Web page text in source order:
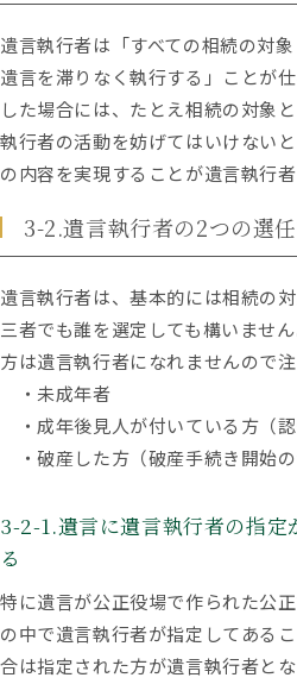
遺言執行者は「すべての相続の対
遺言を滞りなく執行する」ことが
した場合には、たとえ相続の対象
執行者の活動を妨げてはいけない
の内容を実現することが遺言執行者
3-2.遺言執行者の2つの選
遺言執行者は、基本的には相続の
三者でも誰を選定しても構いませ
方は遺言執行者になれませんので注
・未成年者
・成年後見人が付いている方（認
・破産した方（破産手続き開始の
3-2-1.遺言に遺言執行者の指定
る
特に遺言が公正役場で作られた公
の中で遺言執行者が指定してある
合は指定された方が遺言執行者と